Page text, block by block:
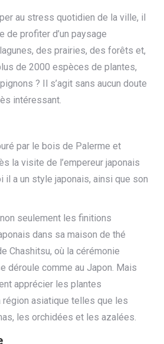
au stress quotidien de la ville, il
de profiter d’un paysage
des prairies, des forêts et,
de 2000 espèces de plantes,
? Il s’agit sans aucun doute
intéressant.
par le bois de Palerme et
la visite de l’empereur japonais
il a un style japonais, ainsi que son
seulement les finitions
dans sa maison de thé
Chashitsu, où la cérémonie
déroule comme au Japon. Mais
apprécier les plantes
asiatique telles que les
les orchidées et les azalées.